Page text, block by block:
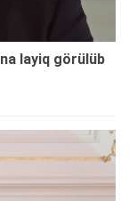
layiq görülüb